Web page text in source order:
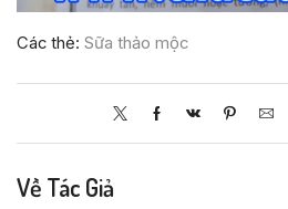
Các thẻ: Sữa thảo mộc
Về Tác Giả